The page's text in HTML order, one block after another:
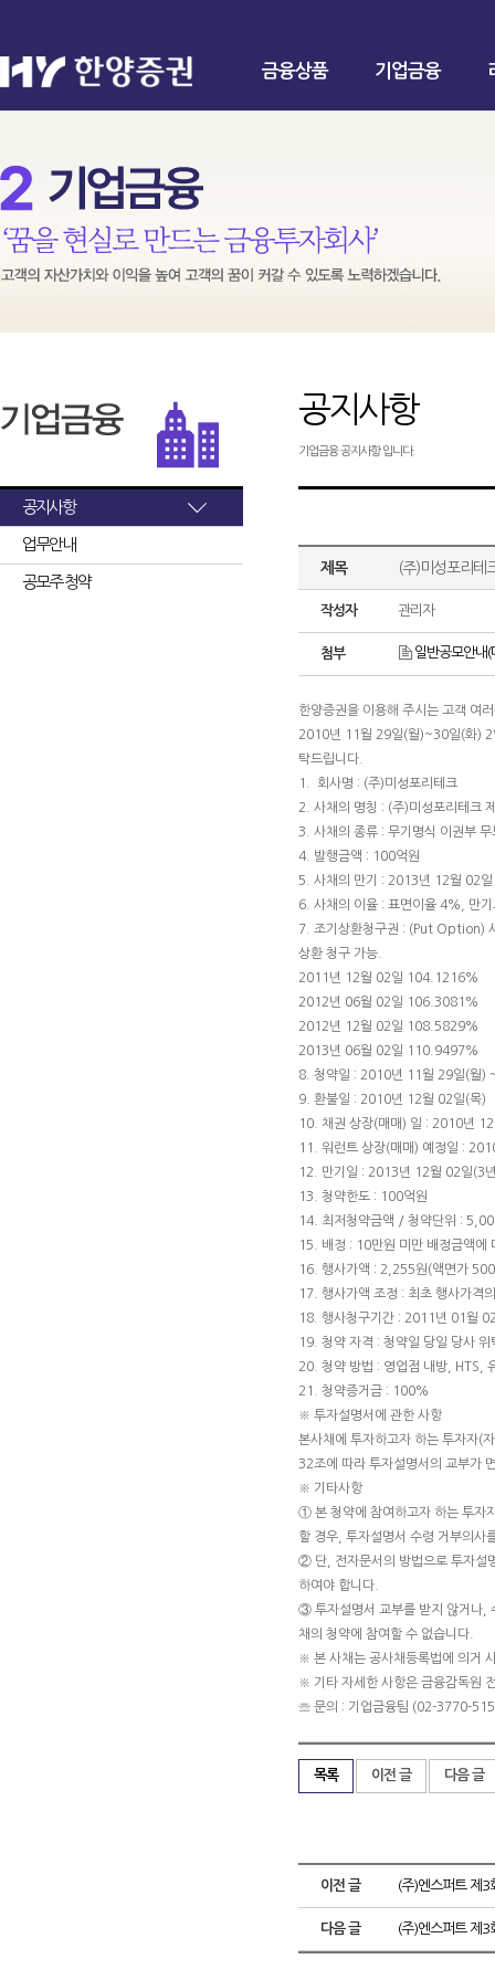
금융상품 기업금융
공지사항
업무안내
공모주 청약
공지사항
기업금융 공지사항 입니다.
제목 (주)미성포리테
작성자 관리자
첨부 일반공모안내
한양증권을 이용해 주시는 고객 여
2010년 11월 29일(월)~30일(화) 2
탁드립니다.
1. 회사명 : (주)미성포리테크
2. 사채의 명칭 : (주)미성포리테크
3. 사채의 종류 : 무기명식 이권부
4. 발행금액 : 100억원
5. 사채의 만기 : 2013년 12월 02일
6. 사채의 이율 : 표면이율 4%, 만
7. 조기상환청구권 : (Put Option)
상환 청구 가능.
2011년 12월 02일 104.1216%
2012년 06월 02일 106.3081%
2012년 12월 02일 108.5829%
2013년 06월 02일 110.9497%
8. 청약일 : 2010년 11월 29일(월)
9. 환불일 : 2010년 12월 02일(목)
10. 채권 상장(매매) 일 : 2010년
11. 워런트 상장(매매) 예정일 :
12. 만기일 : 2013년 12월 02일(3
13. 청약한도 : 100억원
14. 최저청약금액 / 청약단위 :
15. 배정 : 10만원 미만 배정금액에
16. 행사가액 : 2,255원(액면가
17. 행사가액 조정 : 최초 행사가격
18. 행사청구기간 : 2011년 01월
19. 청약 자격 : 청약일 당일 당사
20. 청약 방법 : 영업점 내방, HTS,
21. 청약증거금 : 100%
※ 투자설명서에 관한 사항
본사채에 투자하고자 하는 투자자(
32조에 따라 투자설명서의 교부가
※ 기타사항
① 본 청약에 참여하고자 하는 투자
할 경우, 투자설명서 수령 거부의사
② 단, 전자문서의 방법으로 투자설
하여야 합니다.
③ 투자설명서 교부를 받지 않거나,
채의 청약에 참여할 수 없습니다.
※ 본 사채는 공사채등록법에 의거
※ 기타 자세한 사항은 금융감독원
☏ 문의 : 기업금융팀 (02-3770-
목록 이전 글 다음 글
이전 글 (주)엔스퍼트 제3
다음 글 (주)엔스퍼트 제3